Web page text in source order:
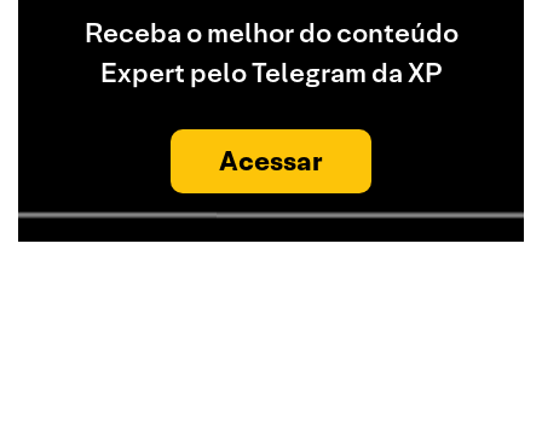
Receba o melhor do conteúdo
Expert pelo Telegram da XP
Acessar